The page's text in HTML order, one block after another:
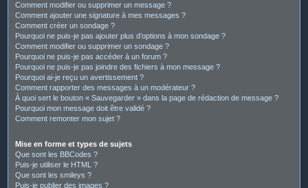
Comment modifier ou supprimer un message ?
Comment ajouter une signature à mes messages ?
Comment créer un sondage ?
Pourquoi ne puis-je pas ajouter plus d’options à mon sondage ?
Comment modifier ou supprimer un sondage ?
Pourquoi ne puis-je pas accéder à un forum ?
Pourquoi ne puis-je pas joindre des fichiers à mon message ?
Pourquoi ai-je reçu un avertissement ?
Comment rapporter des messages à un modérateur ?
À quoi sert le bouton « Sauvegarder » dans la page de rédaction de message ?
Pourquoi mon message doit être validé ?
Comment remonter mon sujet ?
Mise en forme et types de sujets
Que sont les BBCodes ?
Puis-je utiliser le HTML ?
Que sont les smileys ?
Puis-je publier des images ?